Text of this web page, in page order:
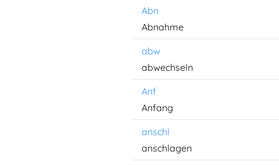
Abn
Abnahme
abw
abwechseln
Anf
Anfang
anschl
anschlagen